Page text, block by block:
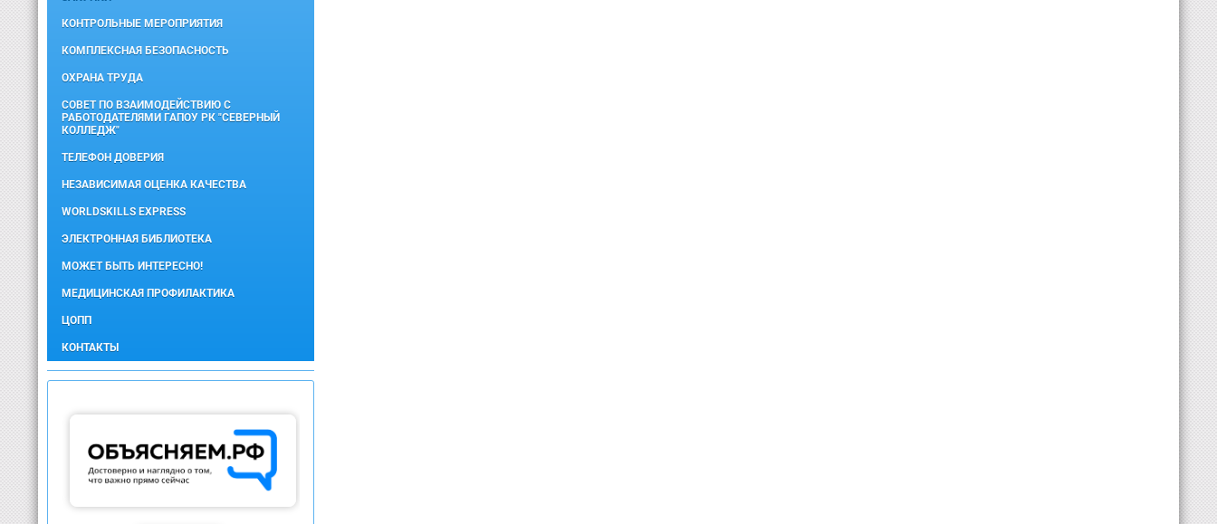
КОНТРОЛЬНЫЕ МЕРОПРИЯТИЯ
КОМПЛЕКСНАЯ БЕЗОПАСНОСТЬ
ОХРАНА ТРУДА
СОВЕТ ПО ВЗАИМОДЕЙСТВИЮ С
РАБОТОДАТЕЛЯМИ ГАПОУ РК "СЕВЕРНЫЙ
КОЛЛЕДЖ"
ТЕЛЕФОН ДОВЕРИЯ
НЕЗАВИСИМАЯ ОЦЕНКА КАЧЕСТВА
WORLDSKILLS EXPRESS
ЭЛЕКТРОННАЯ БИБЛИОТЕКА
МОЖЕТ БЫТЬ ИНТЕРЕСНО!
МЕДИЦИНСКАЯ ПРОФИЛАКТИКА
ЦОПП
КОНТАКТЫ